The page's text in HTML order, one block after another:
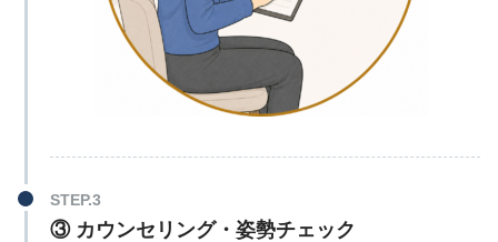
③ カウンセリング・姿勢チェック